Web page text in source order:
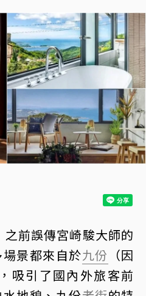
之前誤傳宮崎駿大師的
場景都來自於九份 （因
吸引了國內外旅客前